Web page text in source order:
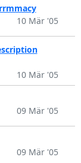
10 Mär '05
10 Mär '05
09 Mär '05
09 Mär '05